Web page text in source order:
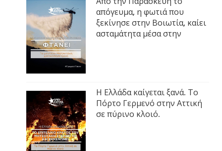
απόγευμα, η φωτιά που
ξεκίνησε στην Βοιωτία, καίει
ασταμάτητα μέσα στην
Η Ελλάδα καίγεται ξανά. Το
Πόρτο Γερμενό στην Αττική
σε πύρινο κλοιό.